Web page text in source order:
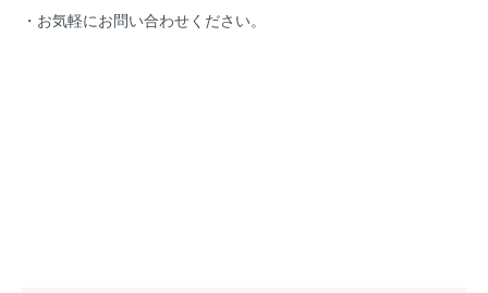
・お気軽にお問い合わせください。